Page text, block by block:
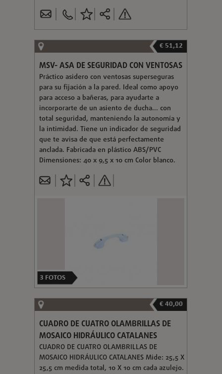
€ 51,12
MSV- ASA DE SEGURIDAD CON VENTOSAS
Práctico asidero con ventosas superseguras
para su fijación a la pared. Ideal como apoyo
para acceso a bañeras, para ayudarte a
incorporarte de un asiento de ducha... con
total seguridad, manteniendo la autonomía y
la intimidad. Tiene un indicador de seguridad
que te avisa de que está perfectamente
anclada. Fabricada en plástico ABS/PVC
Dimensiones: 40 x 9,5 x 10 cm Color blanco.
3 FOTOS
€ 40,00
CUADRO DE CUATRO OLAMBRILLAS DE
MOSAICO HIDRÁULICO CATALANES
CUADRO DE CUATRO OLAMBRILLAS DE
MOSAICO HIDRÁULICO CATALANES Mide: 25,5 X
25,5 cm medida total, 10 X 10 cm cada azulejo.